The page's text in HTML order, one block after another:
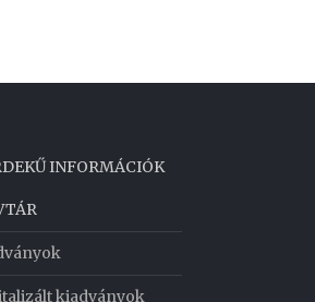
INFORMÁCIÓK
kiadványok